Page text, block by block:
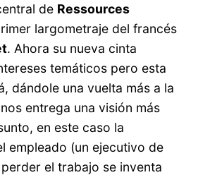
de Ressources
largometraje del francés
. Ahora su nueva cinta
temáticos pero esta
dándole una vuelta más a la
nos entrega una visión más
en este caso la
empleado (un ejecutivo de
el trabajo se inventa